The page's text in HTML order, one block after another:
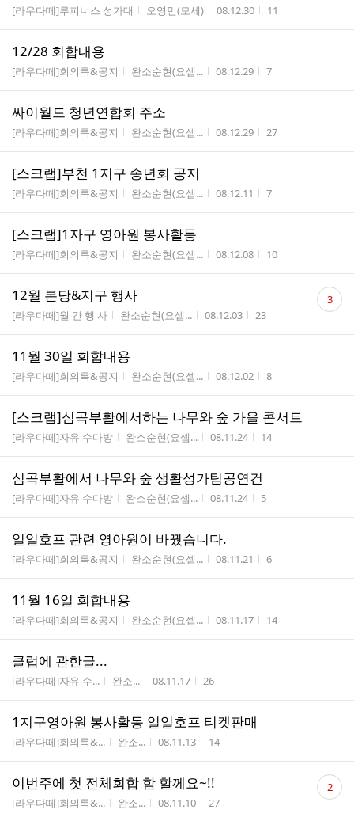
게시판명
[라우다떼]루피너스 성가대 작성자
오영민(모세) 작성시간
08.12.30 조회수
11
12/28 회합내용
게시판명
[라우다떼]회의록&공지 작성자
완소순현(요셉... 작성시간
08.12.29 조회수
7
싸이월드 청년연합회 주소
게시판명
[라우다떼]회의록&공지 작성자
완소순현(요셉... 작성시간
08.12.29 조회수
27
[스크랩]부천 1지구 송년회 공지
게시판명
[라우다떼]회의록&공지 작성자
완소순현(요셉... 작성시간
08.12.11 조회수
7
[스크랩]1자구 영아원 봉사활동
게시판명
[라우다떼]회의록&공지 작성자
완소순현(요셉... 작성시간
08.12.08 조회수
10
12월 본당&지구 행사
게시판명
[라우다떼]월 간 행 사 작성자
완소순현(요셉... 작성시간
08.12.03 조회수
23
댓
글 3
11월 30일 회합내용
게시판명
[라우다떼]회의록&공지 작성자
완소순현(요셉... 작성시간
08.12.02 조회수
8
[스크랩]심곡부활에서하는 나무와 숲 가을 콘서트
게시판명
[라우다떼]자유 수다방 작성자
완소순현(요셉... 작성시간
08.11.24 조회수
14
심곡부활에서 나무와 숲 생활성가팀공연건
게시판명
[라우다떼]자유 수다방 작성자
완소순현(요셉... 작성시간
08.11.24 조회수
5
일일호프 관련 영아원이 바꿨습니다.
게시판명
[라우다떼]회의록&공지 작성자
완소순현(요셉... 작성시간
08.11.21 조회수
6
11월 16일 회합내용
게시판명
[라우다떼]회의록&공지 작성자
완소순현(요셉... 작성시간
08.11.17 조회수
14
클럽에 관한글...
게시판명
[라우다떼]자유 수... 작성자
완소... 작성시간
08.11.17 조회수
26
1지구영아원 봉사활동 일일호프 티켓판매
게시판명
[라우다떼]회의록&... 작성자
완소... 작성시간
08.11.13 조회수
14
이번주에 첫 전체회합 함 할께요~!!
게시판명
[라우다떼]회의록&... 작성자
완소... 작성시간
08.11.10 조회수
27
댓
글 2